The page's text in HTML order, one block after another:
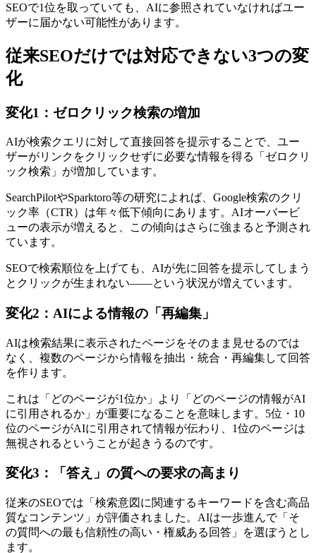
SEOで1位を取っていても、AIに参照されていなければユー
ザーに届かない可能性があります。
従来SEOだけでは対応できない3つの変
化
変化1：ゼロクリック検索の増加
AIが検索クエリに対して直接回答を提示することで、ユー
ザーがリンクをクリックせずに必要な情報を得る「ゼロクリ
ック検索」が増加しています。
SearchPilotやSparktoro等の研究によれば、Google検索のクリ
ック率（CTR）は年々低下傾向にあります。AIオーバービ
ューの表示が増えると、この傾向はさらに強まると予測され
ています。
SEOで検索順位を上げても、AIが先に回答を提示してしまう
とクリックが生まれない——という状況が増えています。
変化2：AIによる情報の「再編集」
AIは検索結果に表示されたページをそのまま見せるのでは
なく、複数のページから情報を抽出・統合・再編集して回答
を作ります。
これは「どのページが1位か」より「どのページの情報がAI
に引用されるか」が重要になることを意味します。5位・10
位のページがAIに引用されて情報が伝わり、1位のページは
無視されるということが起きうるのです。
変化3：「答え」の質への要求の高まり
従来のSEOでは「検索意図に関連するキーワードを含む高品
質なコンテンツ」が評価されました。AIは一歩進んで「そ
の質問への最も信頼性の高い・権威ある回答」を選ぼうとし
ます。